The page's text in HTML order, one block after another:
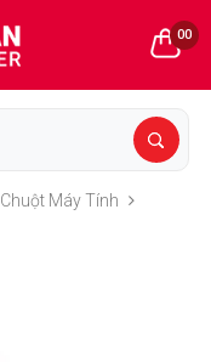
00
Chuột Máy Tính